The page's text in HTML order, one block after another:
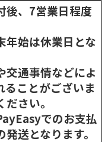
後、7営業日程度
始は休業日とな
通事情などによ
ることがございま
さい。
でのお支払
送となります。